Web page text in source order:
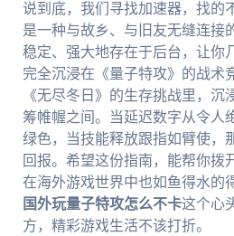
说到底，我们寻找加速器，找的
是一种与故乡、与旧友无缝连接
稳定、强大地存在于后台，让你
完全沉浸在《量子特攻》的战术
《无尽冬日》的生存挑战里，沉
筹帷幄之间。当延迟数字从令人
绿色，当技能释放跟指如臂使，
回报。希望这份指南，能帮你拨
在海外游戏世界中也如鱼得水的
国外玩量子特攻怎么不卡这个心
方，精彩游戏生活不该打折。